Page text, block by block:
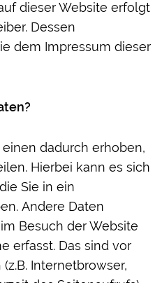
dieser Website erfolgt
Dessen
dem Impressum dieser
dadurch erhoben,
Hierbei kann es sich
Sie in ein
Andere Daten
Besuch der Website
erfasst. Das sind vor
Internetbrowser,